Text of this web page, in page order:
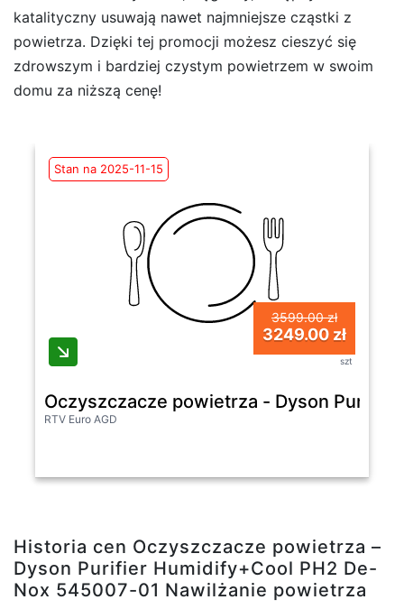
katalityczny usuwają nawet najmniejsze cząstki z
powietrza. Dzięki tej promocji możesz cieszyć się
zdrowszym i bardziej czystym powietrzem w swoim
domu za niższą cenę!
Stan na 2025-11-15
3599.00 zł
3249.00 zł
szt
Oczyszczacze powietrza - Dyson
RTV Euro AGD
Historia cen Oczyszczacze powietrza –
Dyson Purifier Humidify+Cool PH2 De-
Nox 545007-01 Nawilżanie powietrza